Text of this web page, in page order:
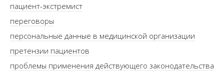
пациент-экстремист
переговоры
персональные данные в медицинской организации
претензии пациентов
проблемы применения действующего законодательства